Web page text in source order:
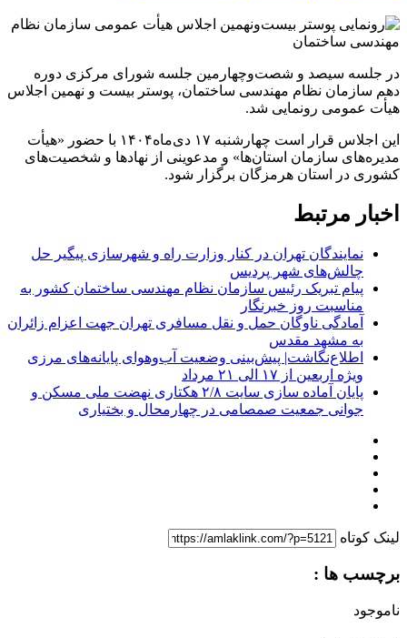
در جلسه سیصد و شصت‌و‌چهارمین جلسه شورای مرکزی دوره
دهم سازمان نظام مهندسی ساختمان، پوستر بیست و نهمین اجلاس
هیأت عمومی رونمایی شد.
این اجلاس قرار است چهارشنبه ۱۷ دی‌ماه۱۴۰۴ با حضور «هیأت
مدیره‌های سازمان استان‌ها» و مدعوینی از نهادها و شخصیت‌های
کشوری در استان هرمزگان برگزار شود.
اخبار مرتبط
نمایندگان تهران در کنار وزارت راه و شهرسازی پیگیر حل
چالش‌های شهر پردیس
پیام تبریک رئیس سازمان نظام مهندسی ساختمان کشور به
مناسبت روز خبرنگار
آمادگی ناوگان حمل و نقل مسافری تهران جهت اعزام زائران
به مشهد مقدس
اطلاع‌نگاشت| پیش‌بینی وضعیت آب‌وهوای پایانه‌های مرزی
ویژه اربعین از ۱۷ الی ۲۱ مرداد
پایان آماده‌ سازی سایت ۲/۸ هکتاری نهضت ملی مسکن و
جوانی جمعیت صمصامی در چهارمحال و بختیاری
لینک کوتاه
برچسب ها :
ناموجود